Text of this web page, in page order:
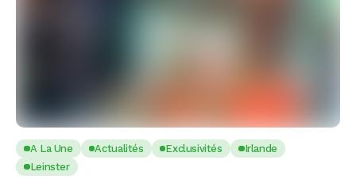
A La Une Actualités Exclusivités
Irlande
Leinster